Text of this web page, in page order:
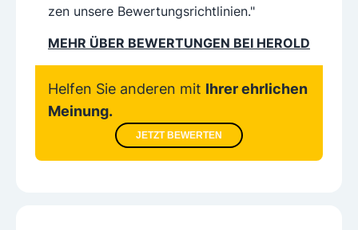
zen unsere Bewertungsrichtlinien."
MEHR ÜBER BEWERTUNGEN BEI HEROLD
Helfen Sie anderen mit Ihrer ehrlichen
Meinung.
JETZT BEWERTEN